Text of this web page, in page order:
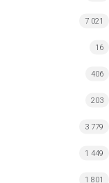
7 021
16
406
203
3 779
1 449
1 801